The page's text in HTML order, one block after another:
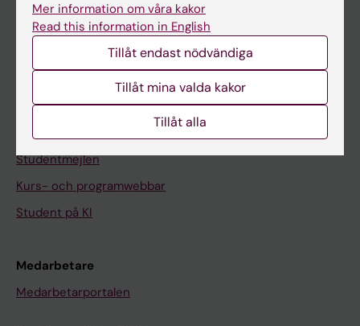
Kalender
Canvas
Schema
Studentmejlen
Kurs- och programwebbar
Student på KI
Medarbetare
Medarbetarportalen
Mer information om våra kakor
Read this information in English
Tillåt endast nödvändiga
Tillåt mina valda kakor
Tillåt alla